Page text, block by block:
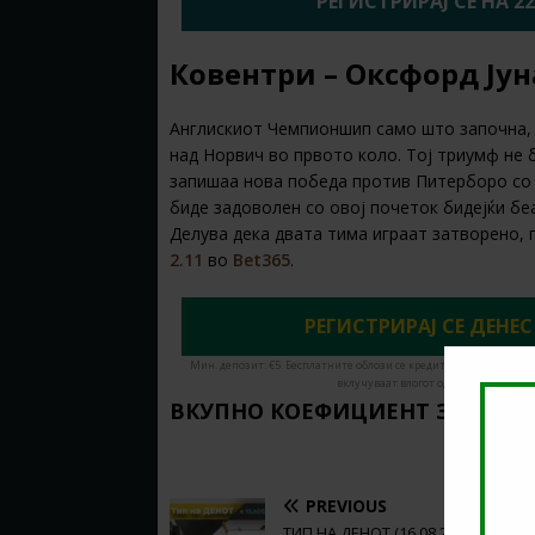
Ковентри – Оксфорд
Англискиот Чемпионшип само што
над Норвич во првото коло. Тој триумф
запишаа нова победа против Питерборо
биде задоволен со овој почеток бидејќи
Делува дека двата тима играат
2.11 во Bet365.
РЕГИСТРИРАЈ СЕ
Мин. депозит: €5. Бесплатните облози се кредити за
вклучуваат влогот од кредити.
ВКУПНО КОЕФИЦИЕНТ ЗА ОВОЈ
PREVIOUS